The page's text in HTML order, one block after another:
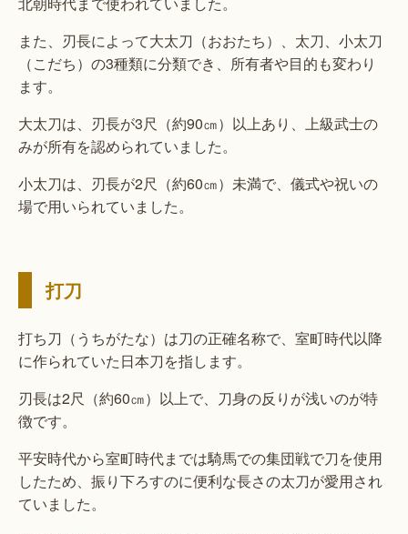
また、刃長によって大太刀（おおたち）、太刀、小太刀
（こだち）の3種類に分類でき、所有者や目的も変わり
ます。
大太刀は、刃長が3尺（約90㎝）以上あり、上級武士の
みが所有を認められていました。
小太刀は、刃長が2尺（約60㎝）未満で、儀式や祝いの
場で用いられていました。
打刀
打ち刀（うちがたな）は刀の正確名称で、室町時代以降
に作られていた日本刀を指します。
刃長は2尺（約60㎝）以上で、刀身の反りが浅いのが特
徴です。
平安時代から室町時代までは騎馬での集団戦で刀を使用
したため、振り下ろすのに便利な長さの太刀が愛用され
ていました。